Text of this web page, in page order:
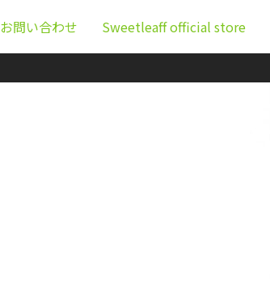
お問い合わせ Sweetleaff official store